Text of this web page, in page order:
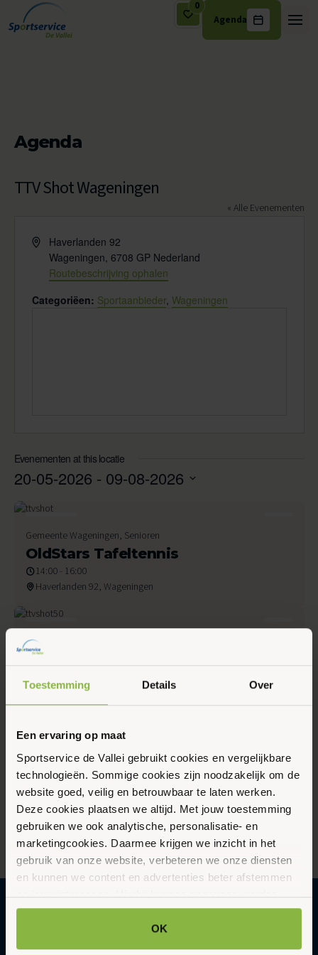
Toestemming Details Over
Een ervaring op maat
Sportservice de Vallei gebruikt cookies en vergelijkbare
technologieën. Sommige cookies zijn noodzakelijk om de
website goed, veilig en betrouwbaar te laten werken.
Deze cookies plaatsen we altijd. Met jouw toestemming
gebruiken we ook analytische, personalisatie- en
marketingcookies. Daarmee krijgen we inzicht in het
gebruik van onze website, verbeteren we onze diensten
en kunnen we content en advertenties beter afstemmen
op jouw interesses. Hierbij kunnen gegevens worden
gedeeld met externe partners.
Klik op ‘OK’ om alle cookies te accepteren. Kies ‘Alleen
OK
Ga naar de inhoud
0
Agenda
Agenda
TTV Shot Wageningen
« Alle Evenementen
AdresHaverlanden 92
Wageningen, 6708 GP Nederland
Routebeschrijving ophalen
Categoriëen: Sportaanbieder, Wageningen
Evenementen at this locatie
20-05-2026 - 09-08-2026
een
Gemeente Wageningen, Senioren
OldStars Tafeltennis
14:00 - 16:00
Haverlanden 92, Wageningen
Mei 2026
Gemeente Wageningen, Senioren
Tafeltennis overdag 50+
Haverlanden 92, Wageningen
Vorige
Evenementen
Abonneer op kalender
Gezonder en vitaler leven in een